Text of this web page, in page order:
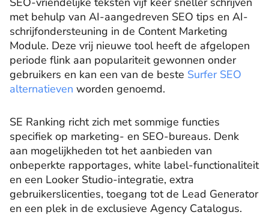
met behulp van AI-aangedreven SEO tips en AI-
schrijfondersteuning in de Content Marketing
Module. Deze vrij nieuwe tool heeft de afgelopen
periode flink aan populariteit gewonnen onder
gebruikers en kan een van de beste Surfer SEO
alternatieven worden genoemd.
SE Ranking richt zich met sommige functies
specifiek op marketing- en SEO-bureaus. Denk
aan mogelijkheden tot het aanbieden van
onbeperkte rapportages, white label-functionaliteit
en een Looker Studio-integratie, extra
gebruikerslicenties, toegang tot de Lead Generator
en een plek in de exclusieve Agency Catalogus.